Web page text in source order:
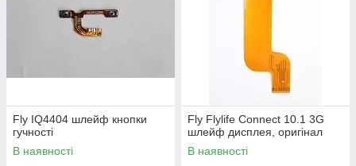
Fly IQ4404 шлейф кнопки
гучності
В наявності
Fly Flylife Connect 10.1 3G
шлейф дисплея, оригінал
В наявності